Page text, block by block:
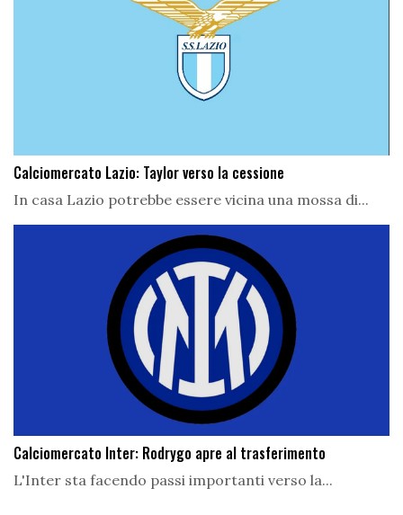
Calciomercato Lazio: Taylor verso la cessione
In casa Lazio potrebbe essere vicina una mossa di...
Calciomercato Inter: Rodrygo apre al trasferimento
L'Inter sta facendo passi importanti verso la...